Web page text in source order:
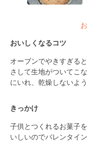
おいしくなるコツ
オーブンでやきすぎる
さして生地がついてこ
にいれ、乾燥しないよ
きっかけ
子供とつくれるお菓子
いしいのでバレンタイ